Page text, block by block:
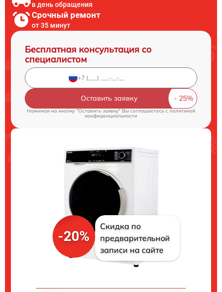
в день обращения
Срочный ремонт
от 35 минут
Бесплатная консультация со
специалистом
Оставить заявку
Нажимая на кнопку "Оставить заявку" Вы соглашаетесь cполитикой
конфиденциальности
-20%
Скидка по
предварительной
записи на сайте